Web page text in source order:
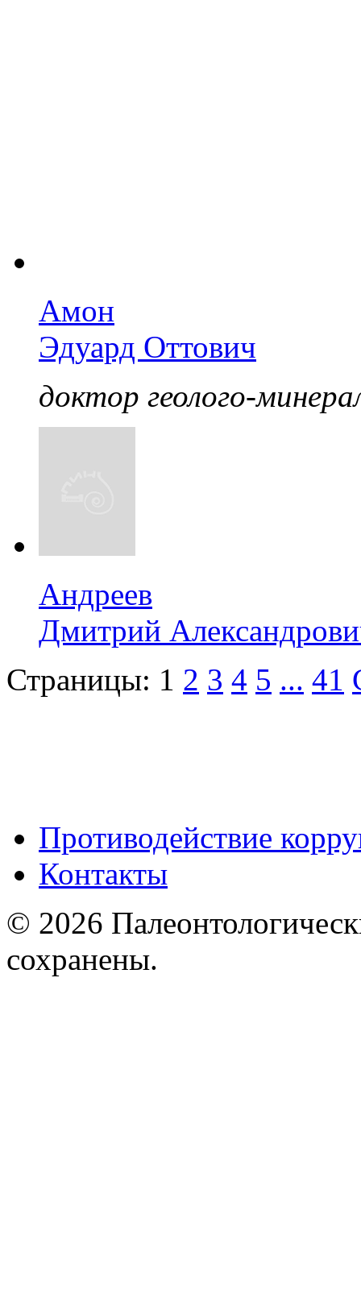
Амон
Эдуард Оттович
доктор геолого-
Андреев
Дмитрий
Страницы: 1 2 3 4 5 ... 41
Противодействие
Контакты
© 2026
сохранены.